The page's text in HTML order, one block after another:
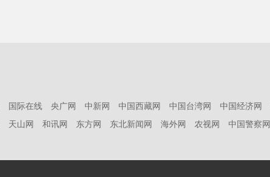
国际在线 央广网 中新网 中国西藏网 中国台湾网 中国经济网
天山网 和讯网 东方网 东北新闻网 海外网 农视网 中国警察网